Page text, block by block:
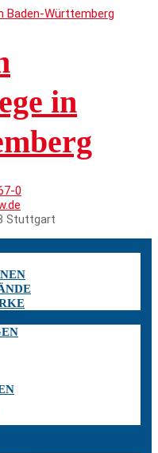
in
0
Stuttgart